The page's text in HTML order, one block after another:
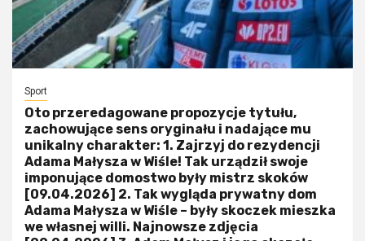
Sport
Oto przeredagowane propozycje tytułu,
zachowujące sens oryginału i nadające mu
unikalny charakter: 1. Zajrzyj do rezydencji
Adama Małysza w Wiśle! Tak urządził swoje
imponujące domostwo były mistrz skoków
[09.04.2026] 2. Tak wygląda prywatny dom
Adama Małysza w Wiśle – były skoczek mieszka
we własnej willi. Najnowsze zdjęcia